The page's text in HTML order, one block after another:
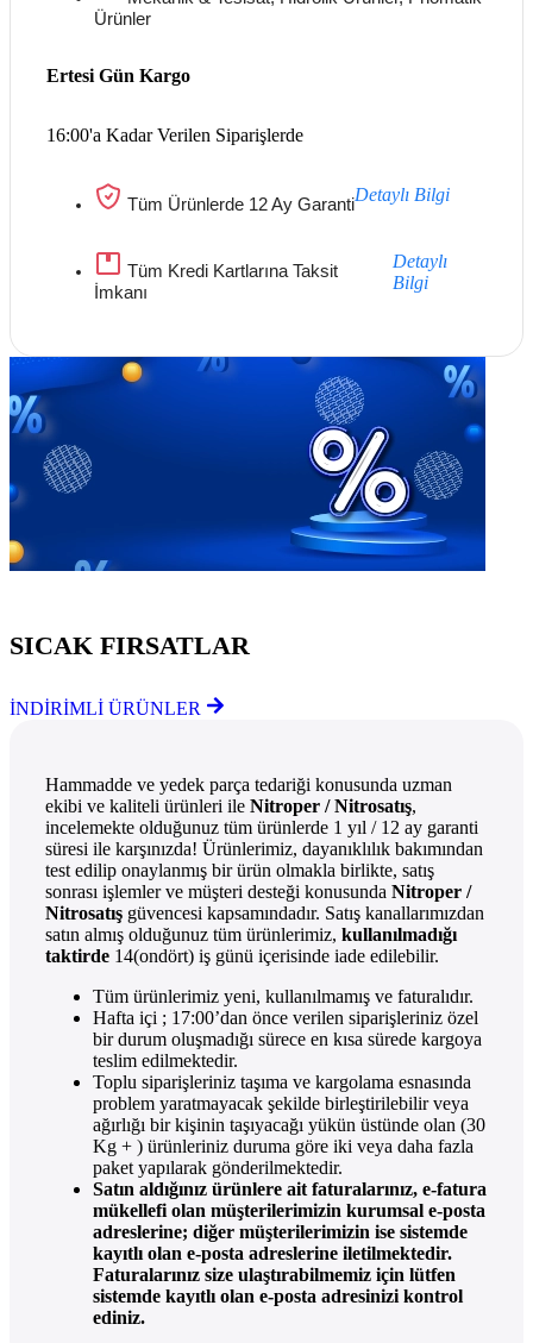
Ürünler
16:00'a Kadar Verilen Siparişlerde
Ertesi Gün Kargo
Tüm Ürünlerde 12 Ay GarantiDetaylı Bilgi
Tüm Kredi Kartlarına Taksit
İmkanı
Detaylı
Bilgi
SICAK FIRSATLAR
İNDİRİMLİ ÜRÜNLER
Hammadde ve yedek parça tedariği konusunda uzman
ekibi ve kaliteli ürünleri ile Nitroper / Nitrosatış,
incelemekte olduğunuz tüm ürünlerde 1 yıl / 12 ay garanti
süresi ile karşınızda! Ürünlerimiz, dayanıklılık bakımından
test edilip onaylanmış bir ürün olmakla birlikte, satış
sonrası işlemler ve müşteri desteği konusunda Nitroper /
Nitrosatış güvencesi kapsamındadır. Satış kanallarımızdan
satın almış olduğunuz tüm ürünlerimiz, kullanılmadığı
taktirde 14(ondört) iş günü içerisinde iade edilebilir.
Tüm ürünlerimiz yeni, kullanılmamış ve faturalıdır.
Hafta içi ; 17:00’dan önce verilen siparişleriniz özel
bir durum oluşmadığı sürece en kısa sürede kargoya
teslim edilmektedir.
Toplu siparişleriniz taşıma ve kargolama esnasında
problem yaratmayacak şekilde birleştirilebilir veya
ağırlığı bir kişinin taşıyacağı yükün üstünde olan (30
Kg + ) ürünleriniz duruma göre iki veya daha fazla
paket yapılarak gönderilmektedir.
Satın aldığınız ürünlere ait faturalarınız, e-fatura
mükellefi olan müşterilerimizin kurumsal e-posta
adreslerine; diğer müşterilerimizin ise sistemde
kayıtlı olan e-posta adreslerine iletilmektedir.
Faturalarınız size ulaştırabilmemiz için lütfen
sistemde kayıtlı olan e-posta adresinizi kontrol
ediniz.